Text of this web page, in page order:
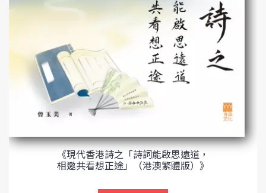
《現代香港詩之「詩詞能啟思遠道，
相邀共看想正途」（港澳繁體版）》